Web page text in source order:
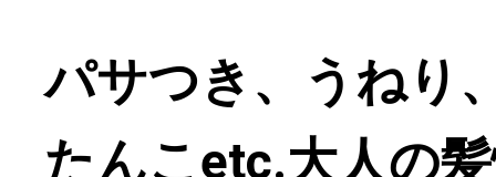
パサつき、うねり
たんこetc.大人の